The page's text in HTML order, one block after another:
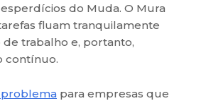
do Muda. O Mura
fluam tranquilamente
trabalho e, portanto,
contínuo.
para empresas que